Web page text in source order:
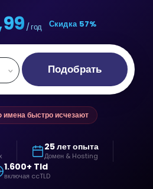
/ год Скидка 57%
Подобрать
имена быстро исчезают
25 лет опыта
Домен & Hosting
1.600+ Tld
включая ccTLD